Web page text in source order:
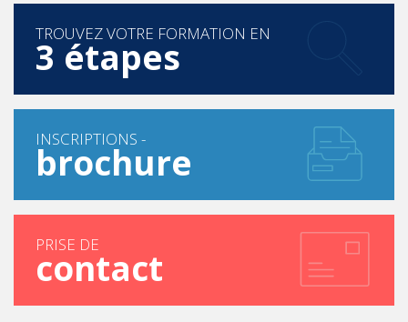
TROUVEZ VOTRE FORMATION EN
3 étapes
INSCRIPTIONS -
brochure
PRISE DE
contact